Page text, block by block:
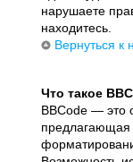
нарушаете
находитесь.
Вернуться к
Что такое
BBCode — это
предлагающая